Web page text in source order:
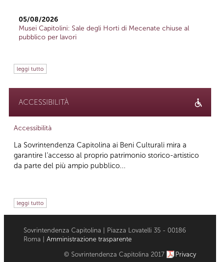
05/08/2026
Musei Capitolini: Sale degli Horti di Mecenate chiuse al
pubblico per lavori
leggi tutto
ACCESSIBILITÀ
Accessibilità
La Sovrintendenza Capitolina ai Beni Culturali mira a
garantire l’accesso al proprio patrimonio storico-artistico
da parte del più ampio pubblico...
leggi tutto
Sovrintendenza Capitolina | Piazza Lovatelli 35 - 00186
Roma | Amministrazione trasparente
© Sovrintendenza Capitolina 2017 Privacy